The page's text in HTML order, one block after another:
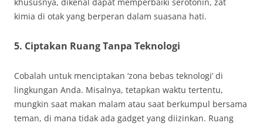
kimia di otak yang berperan dalam suasana hati.
5. Ciptakan Ruang Tanpa Teknologi
Cobalah untuk menciptakan ‘zona bebas teknologi’ di
lingkungan Anda. Misalnya, tetapkan waktu tertentu,
mungkin saat makan malam atau saat berkumpul bersama
teman, di mana tidak ada gadget yang diizinkan. Ruang